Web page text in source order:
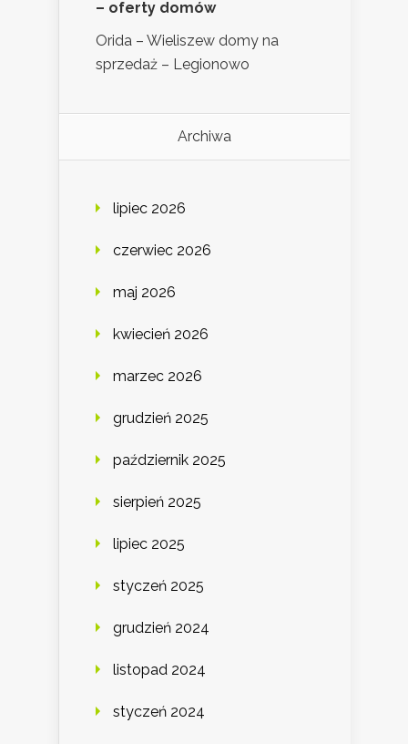
– oferty domów
Orida – Wieliszew domy na
sprzedaż – Legionowo
Archiwa
lipiec 2026
czerwiec 2026
maj 2026
kwiecień 2026
marzec 2026
grudzień 2025
październik 2025
sierpień 2025
lipiec 2025
styczeń 2025
grudzień 2024
listopad 2024
styczeń 2024